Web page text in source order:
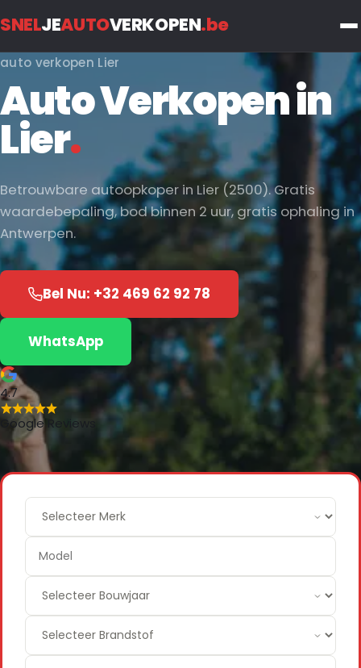
SNELJEAUTOVERKOPEN.be
auto verkopen Lier
Auto Verkopen in
Lier.
Betrouwbare autoopkoper in Lier (2500). Gratis
waardebepaling, bod binnen 2 uur, gratis ophaling in
Antwerpen.
Bel Nu: +32 469 62 92 78
WhatsApp
4.7
Google Reviews